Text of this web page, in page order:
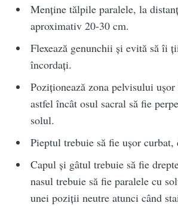
Menține tălpile paralele, la
aproximativ 20-30 cm.
Flexează genunchii și evită să îi
încordați.
Poziționează zona pelvisului
astfel încât osul sacral să fie
solul.
Pieptul trebuie să fie ușor curbat,
Capul și gâtul trebuie să fie
nasul trebuie să fie paralele cu
unei poziții neutre atunci când